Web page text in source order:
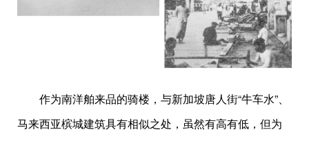
作为南洋舶来品的骑楼，与新加坡唐人街“牛车水”、
马来西亚槟城建筑具有相似之处，虽然有高有低，但为